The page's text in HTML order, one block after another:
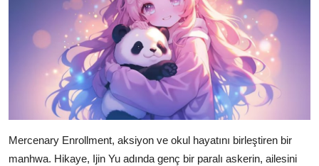
Mercenary Enrollment, aksiyon ve okul hayatını birleştiren bir
manhwa. Hikaye, Ijin Yu adında genç bir paralı askerin, ailesini